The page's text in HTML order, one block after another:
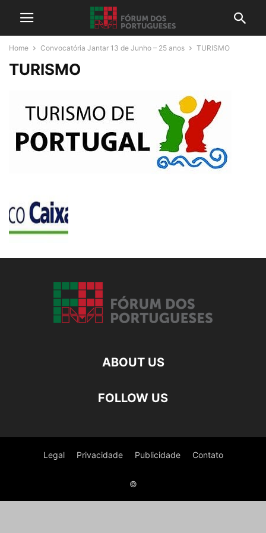
Home Convocatória Jantar 13 de Junho – 25 anos TURISMO
TURISMO
ABOUT US
FOLLOW US
Legal Privacidade Publicidade Contato
©